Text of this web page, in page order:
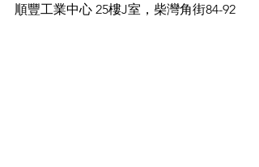
順豐工業中心 25樓J室，柴灣角街84-92